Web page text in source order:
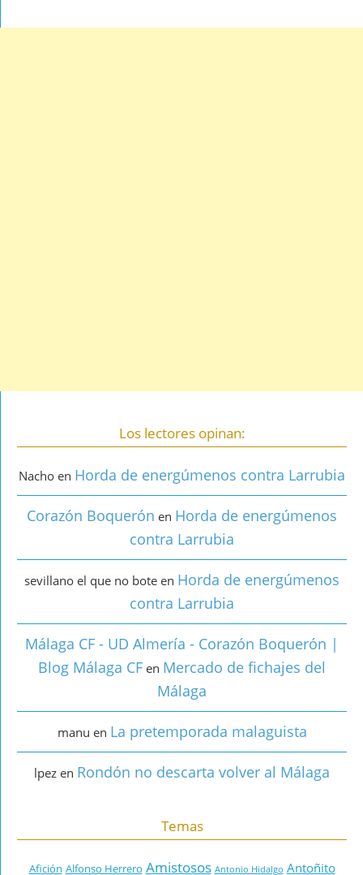
Los lectores opinan:
Nacho en Horda de energúmenos contra Larrubia
Corazón Boquerón en Horda de energúmenos
contra Larrubia
sevillano el que no bote en Horda de energúmenos
contra Larrubia
Málaga CF - UD Almería - Corazón Boquerón |
Blog Málaga CF en Mercado de fichajes del
Málaga
manu en La pretemporada malaguista
lpez en Rondón no descarta volver al Málaga
Temas
Afición Alfonso Herrero Amistosos Antonio Hidalgo Antoñito